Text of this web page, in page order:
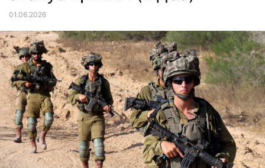
01.06.2026